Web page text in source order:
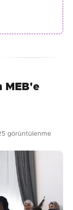
MEB'e
görüntülenme